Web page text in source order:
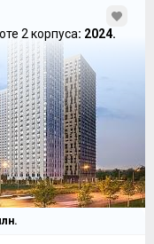
2 корпуса: 2024.